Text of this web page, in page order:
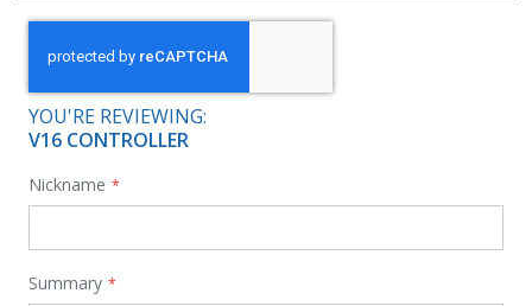
YOU'RE REVIEWING:
V16 CONTROLLER
Nickname
Summary